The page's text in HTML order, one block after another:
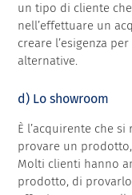
un tipo di cliente
nell’effettuare un
creare l’esigenza
alternative.
d) Lo showroom
È l’acquirente che
provare un
Molti clienti hanno
prodotto, di